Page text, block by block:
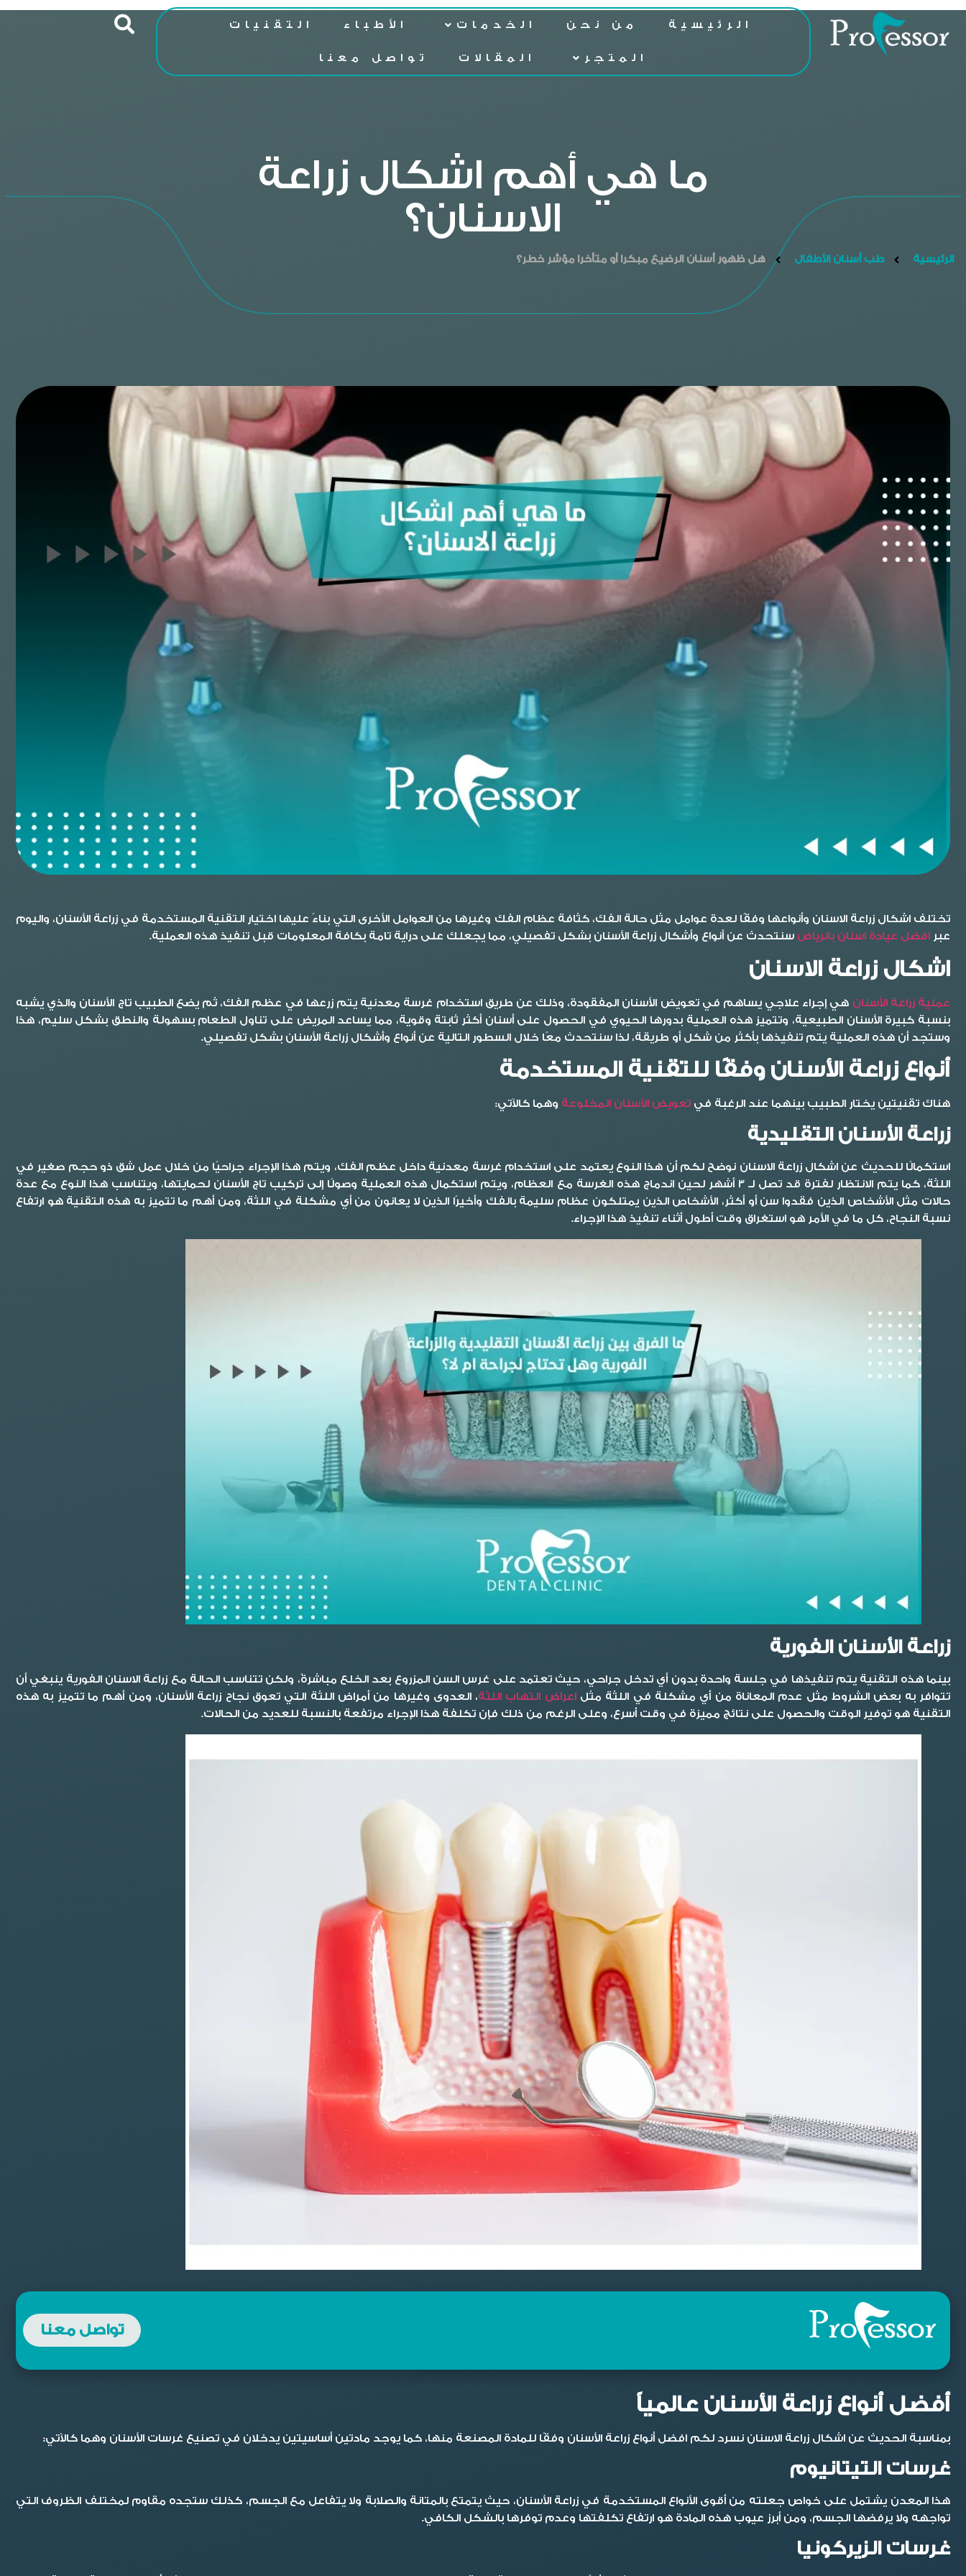
الرئيسية من نحن الخدمات الأطباء التقنيات
المتجر المقالات تواصل معنا
ما هي أهم اشكال زراعة
الاسنان؟
الرئيسية طب أسنان الأطفال هل ظهور أسنان الرضيع مبكرا أو متأخرا مؤشر خطر؟
تختلف اشكال زراعة الاسنان وأنواعها وفقًا لعدة عوامل مثل حالة الفك، كثافة عظام الفك وغيرها من العوامل الأخرى التي بناءً عليها اختيار التقنية المستخدمة في زراعة الأسنان، واليوم
عبر افضل عيادة اسنان بالرياض سنتحدث عن أنواع وأشكال زراعة الأسنان بشكل تفصيلي، مما يجعلك على دراية تامة بكافة المعلومات قبل تنفيذ هذه العملية.
اشكال زراعة الاسنان
عملية زراعة الأسنان هي إجراء علاجي يساهم في تعويض الأسنان المفقودة، وذلك عن طريق استخدام غرسة معدنية يتم زرعها في عظم الفك، ثم يضع الطبيب تاج الأسنان والذي يشبه
بنسبة كبيرة الأسنان الطبيعية، وتتميز هذه العملية بدورها الحيوي في الحصول على أسنان أكثر ثابتة وقوية، مما يساعد المريض على تناول الطعام بسهولة والنطق بشكل سليم، هذا
وستجد أن هذه العملية يتم تنفيذها بأكثر من شكل أو طريقة، لذا سنتحدث معًا خلال السطور التالية عن أنواع وأشكال زراعة الأسنان بشكل تفصيلي.
أنواع زراعة الأسنان وفقًا للتقنية المستخدمة
هناك تقنيتين يختار الطبيب بينهما عند الرغبة في تعويض الأسنان المخلوعة وهما كالآتي:
زراعة الأسنان التقليدية
استكمالًا للحديث عن اشكال زراعة الاسنان نوضح لكم أن هذا النوع يعتمد على استخدام غرسة معدنية داخل عظم الفك، ويتم هذا الإجراء جراحيًا من خلال عمل شق ذو حجم صغير في
اللثة، كما يتم الانتظار لفترة قد تصل لـ 3 أشهر لحين اندماج هذه الغرسة مع العظام، ويتم استكمال هذه العملية وصولًا إلى تركيب تاج الأسنان لحمايتها، ويتناسب هذا النوع مع عدة
حالات مثل الأشخاص الذين فقدوا سن أو أكثر، الأشخاص الذين يمتلكون عظام سليمة بالفك وأخيرًا الذين لا يعانون من أي مشكلة في اللثة، ومن أهم ما تتميز به هذه التقنية هو ارتفاع
نسبة النجاح، كل ما في الأمر هو استغراق وقت أطول أثناء تنفيذ هذا الإجراء.
زراعة الأسنان الفورية
بينما هذه التقنية يتم تنفيذها في جلسة واحدة بدون أي تدخل جراحي، حيث تعتمد على غرس السن المزروع بعد الخلع مباشرةً، ولكن تتناسب الحالة مع زراعة الاسنان الفورية ينبغي أن
تتوافر به بعض الشروط مثل عدم المعاناة من أي مشكلة في اللثة مثلاعراض التهاب اللثة، العدوى وغيرها من أمراض اللثة التي تعوق نجاح زراعة الأسنان، ومن أهم ما تتميز به هذه
التقنية هو توفير الوقت والحصول على نتائج مميزة في وقت أسرع، وعلى الرغم من ذلك فإن تكلفة هذا الإجراء مرتفعة بالنسبة للعديد من الحالات.
تواصل معنا
أفضل أنواع زراعة الأسنان عالمياً
بمناسبة الحديث عن اشكال زراعة الاسنان نسرد لكم افضل أنواع زراعة الأسنان وفقًا للمادة المصنعة منها، كما يوجد مادتين أساسيتين يدخلان في تصنيع غرسات الأسنان وهما كالآتي:
غرسات التيتانيوم
هذا المعدن يشتمل على خواص جعلته من أقوى الأنواع المستخدمة في زراعة الأسنان، حيث يتمتع بالمتانة والصلابة ولا يتفاعل مع الجسم، كذلك ستجده مقاوم لمختلف الظروف التي
تواجهه ولا يرفضها الجسم، ومن أبرز عيوب هذه المادة هو ارتفاع تكلفتها وعدم توفرها بالشكل الكافي.
غرسات الزيركونيا